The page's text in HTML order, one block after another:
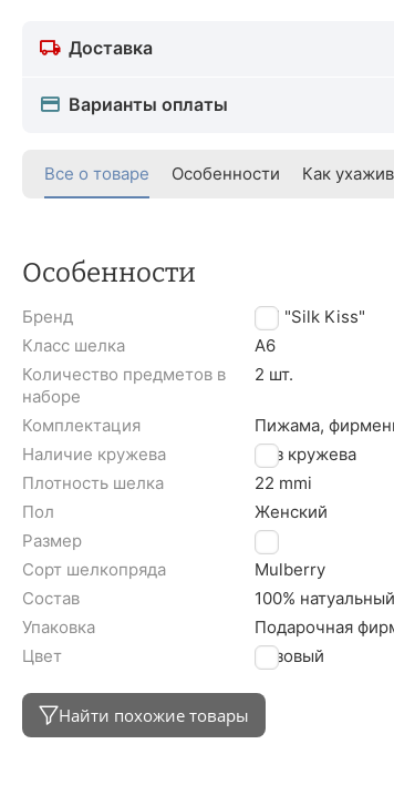
Доставка
Варианты оплаты
Все о товаре Особенности Как
Особенности
Бренд
TM "Silk Kiss"
Класс шелка
A6
Количество предметов в
наборе
2 шт.
Комплектация
Пижама,
Наличие кружева
Без кружева
Плотность шелка
22 mmi
Пол
Женский
Размер
S
Сорт шелкопряда
Mulberry
Состав
100%
Упаковка
Подарочная
Цвет
Розовый
Найти похожие товары